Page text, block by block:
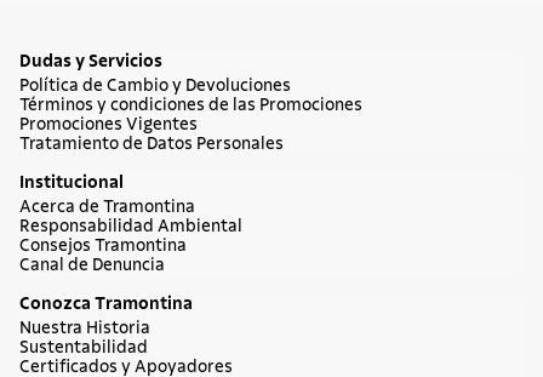
Dudas y Servicios
Política de Cambio y Devoluciones
Términos y condiciones de las Promociones
Promociones Vigentes
Tratamiento de Datos Personales
Institucional
Acerca de Tramontina
Responsabilidad Ambiental
Consejos Tramontina
Canal de Denuncia
Conozca Tramontina
Nuestra Historia
Sustentabilidad
Certificados y Apoyadores